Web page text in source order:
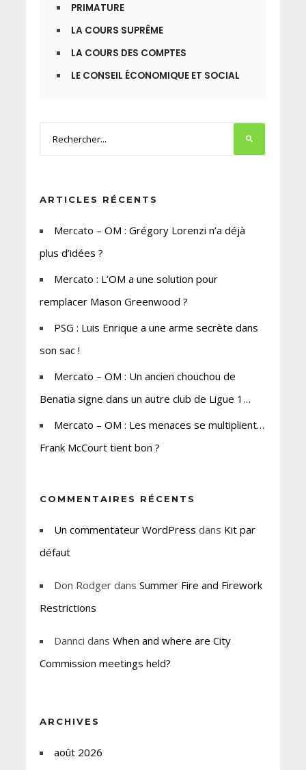
PRIMATURE
LA COURS SUPRÊME
LA COURS DES COMPTES
LE CONSEIL ÉCONOMIQUE ET SOCIAL
ARTICLES RÉCENTS
Mercato – OM : Grégory Lorenzi n’a déjà
plus d’idées ?
Mercato : L’OM a une solution pour
remplacer Mason Greenwood ?
PSG : Luis Enrique a une arme secrète dans
son sac !
Mercato – OM : Un ancien chouchou de
Benatia signe dans un autre club de Ligue 1…
Mercato – OM : Les menaces se multiplient…
Frank McCourt tient bon ?
COMMENTAIRES RÉCENTS
Un commentateur WordPress dans Kit par
défaut
Don Rodgerdans Summer Fire and Firework
Restrictions
Dannci dans When and where are City
Commission meetings held?
ARCHIVES
août 2026